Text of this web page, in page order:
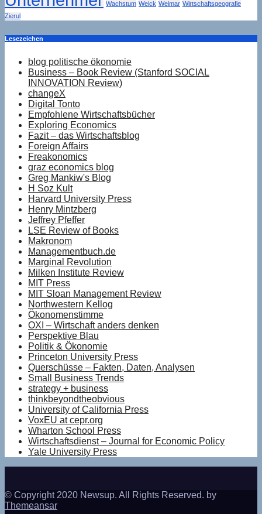
Wachstum Weick Weimar Wirtschaftsgeografie
Zierul
Lesezeichen
blog politische ökonomie
Business – Book Review (Stanford SOCIAL
INNOVATION Review)
changeX
Digital Tonto
Empfohlene Wirtschaftsbücher
Exploring Economics
Fazit – das Wirtschaftsblog
Foreign Affairs
Freakonomics
graz economics blog
Greg Mankiw's Blog
H Soz Kult
Harvard University Press
Henry Mintzberg
Jeffrey Pfeffer
LSE Review of Books
Makronom
Managementbuch.de
Marginal Revolution
Milken Institute Review
MIT Press
MIT Sloan Management Review
Northwestern Kellog
Ökonomenstimme
OXI – Wirtschaft anders denken
Perspektive Blau
Politik & Ökonomie
Princeton University Press
Querschüsse – Fakten, Daten, Analysen
Small Business Trends
strategy + business
thinkbeyondtheobvious
University of California Press
VoxEU at cepr.org
Wharton School Press
Wirtschaftsdienst – Journal for Economic Policy
Yale University Press
© Copyright 2020 Newsup. All Rights Reserved. by
Themeansar